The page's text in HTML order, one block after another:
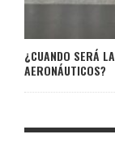
¿CUANDO SERÁ
AERONÁUTICOS?